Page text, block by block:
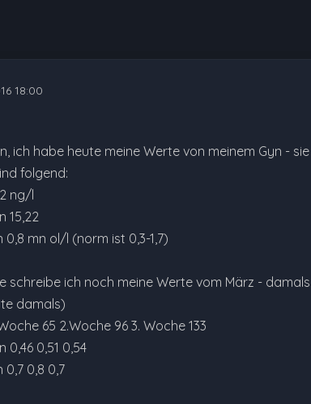
18:00
ich habe heute meine Werte von meinem Gyn -
folgend:
ng/l
15,22
0,8 mn ol/l (norm ist 0,3-1,7)
schreibe ich noch meine Werte vom März -
damals)
65 2.Woche 96 3. Woche 133
0,46 0,51 0,54
0,8 0,7